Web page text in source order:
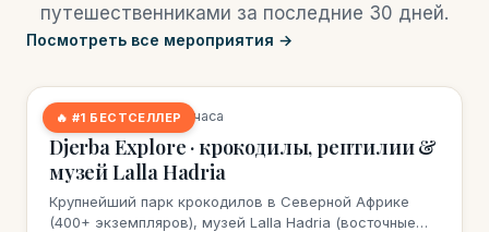
путешественниками за последние 30 дней.
Посмотреть все мероприятия →
🔥 #1 БЕСТСЕЛЛЕР
★4,5 (483 отзыва)· 3 часа
Djerba Explore · крокодилы, рептилии &
музей Lalla Hadria
Крупнейший парк крокодилов в Северной Африке
(400+ экземпляров), музей Lalla Hadria (восточные